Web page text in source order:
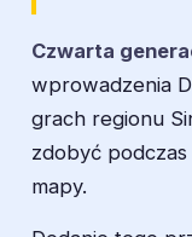
Czwarta
wprowadzenia
grach regionu
zdobyć
mapy.